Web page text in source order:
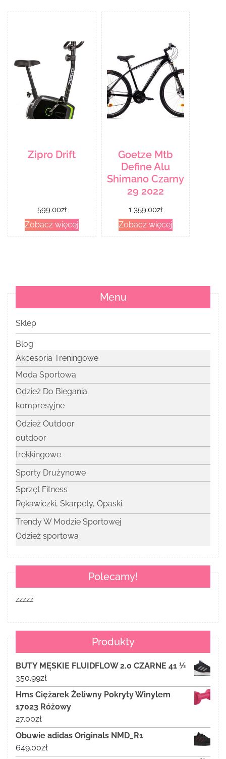
Zipro Drift
599.00zł
Zobacz więcej
Goetze Mtb
Define Alu
Shimano Czarny
29 2022
1 359.00zł
Zobacz więcej
Menu
Sklep
Blog
Akcesoria Treningowe
Moda Sportowa
Odzież Do Biegania
kompresyjne
Odzież Outdoor
outdoor
trekkingowe
Sporty Drużynowe
Sprzęt Fitness
Rękawiczki, Skarpety, Opaski.
Trendy W Modzie Sportowej
Odzież sportowa
Polecamy!
zzzzz
Produkty
BUTY MĘSKIE FLUIDFLOW 2.0 CZARNE 41 ⅓
350.99zł
Hms Ciężarek Żeliwny Pokryty Winylem
17023 Różowy
27.00zł
Obuwie adidas Originals NMD_R1
649.00zł